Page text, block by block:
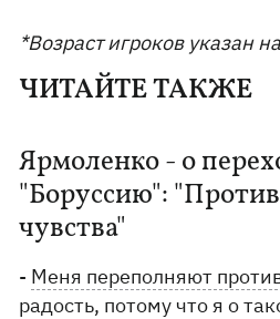
*Возраст игроков указан
ЧИТАЙТЕ ТАКЖЕ
Ярмоленко - о
"Боруссию":
чувства"
- Меня переполняют
радость, потому что я о